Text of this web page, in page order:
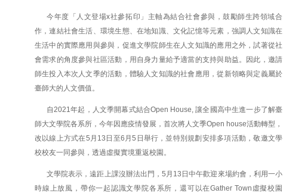
今年度「人文登場x社參拓印」主軸為結合社會參與，鼓勵師生跨領域合
作，連結社會生活、環境生態、在地知識、文化記憶等元素，強調人文知識在
生活中的實際應用與參與，促進文學院師生在人文知識的應用之外，試著從社
會需求的角度參與社區活動，用自身力量給予適當的支持與助益。因此，邀請
師生投入本次人文季的活動，體驗人文知識的社會應用，從新領略與定義屬於
臺師大的人文價值。
自2021年起，人文季開幕式結合Open House, 讓全國高中生進一步了解臺
師大文學院各系所，今年因應疫情發展，首次將人文季Open house活動轉型，
改以線上方式在5月13日至6月5日舉行，並特別規劃安排多項活動，敬邀文學
校校友一同參與，透過虛擬實境重返校園。
文學院表示，遠距上課沒辦法出門，5月13日中午歡迎來場約會，利用一小
時線上放風，帶你一起認識文學院各系所，還可以在Gather Town虛擬校園